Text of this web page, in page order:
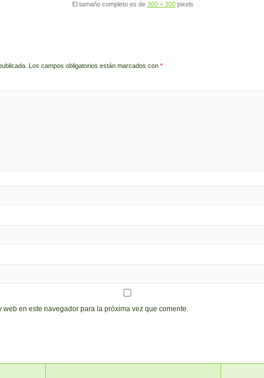
El tamaño completo es de 300 × 300pixels
Los campos obligatorios están marcados con *
en este navegador para la próxima vez que comente.